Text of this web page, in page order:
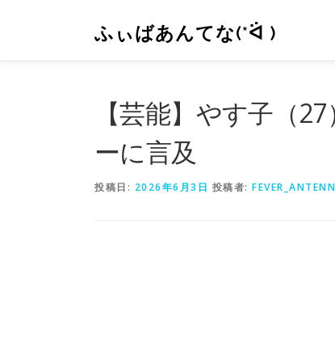
ン
ふぃばあんてな(*ᐛ )
【芸能】やす子（
ーに言及
投稿日: 2026年6月3日 投稿者: